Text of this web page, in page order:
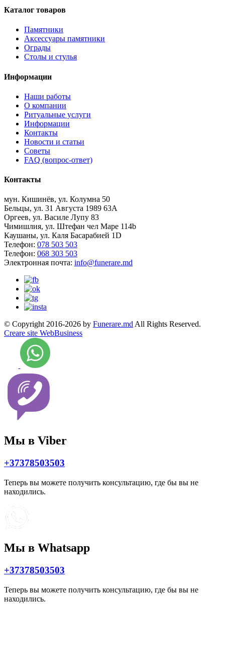
Каталог товаров
Памятники
Аксессуары памятники
Ограды
Столы и стулья
Информации
Наши работы
О компании
Ритуальные услуги
Информации
Контакты
Новости и статьи
Советы
FAQ (вопрос-ответ)
Контакты
мун. Кишинёв, ул. Колумна 50
Бельцы, ул. 31 Августа 1989 63А
Оргеев, ул. Василе Лупу 83
Чимишлия, ул. Штефан чел Маре 114b
Каушаны, ул. Каля Басарабией 1D
Телефон: 078 503 503
Телефон: 068 303 503
Электронная почта: info@funerare.md
© Copyright 2016-2026 by Funerare.mdAll Rights Reserved.
Creare site WebBusiness
Мы в Viber
+37378503503
Теперь вы можете получить консультацию, где бы вы не
находились.
Мы в Whatsapp
+37378503503
Теперь вы можете получить консультацию, где бы вы не
находились.